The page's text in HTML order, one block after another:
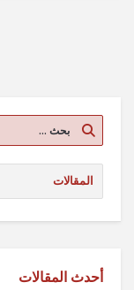
أحدث المقالات